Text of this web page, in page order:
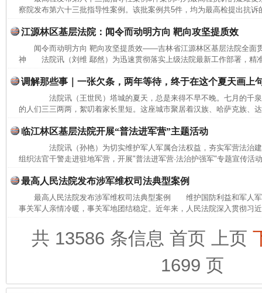
察院发布第六十三批指导性案例。该批案例共5件，均为最高检提出抗诉
江源林区基层法院：闻令而动明方向 靶向攻坚提质效
闻令而动明方向 靶向攻坚提质效——吉林省江源林区基层法院全面
神 法院讯（刘维 鄢然）为迅速贯彻落实上级法院最新工作部署，精
调解那些事｜一张欠条，两年等待，终于在这个夏天画上
法院讯（王世民）塔城的夏天，总是来得不早不晚。七月的千
的人们三三两两，絮叨着家长里短。这座城市聚居着汉族、哈萨克族、
临江林区基层法院开展“普法进军营”主题活动
法院讯（孙艳）为切实维护军人军属合法权益，夯实军营法治
组织法官干警走进驻地军营，开展"普法进军营·法治护强军"专题宣传活
最高人民法院发布涉军维权司法典型案例
最高人民法院发布涉军维权司法典型案例 维护国防利益和军人军
事关军人亲情冷暖，事关军地团结稳定。近年来，人民法院深入贯彻习
共 13586 条信息 首页 上页
1699 页
完善运行机制助力责任有效落实 一纸欠